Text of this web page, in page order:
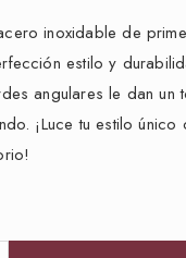
inoxidable de
estilo y
angulares le dan un
¡Luce tu estilo único